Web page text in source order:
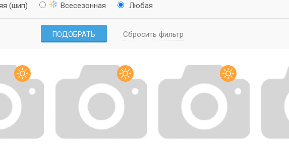
(шип) Всесезонная Любая
Сбросить фильтр